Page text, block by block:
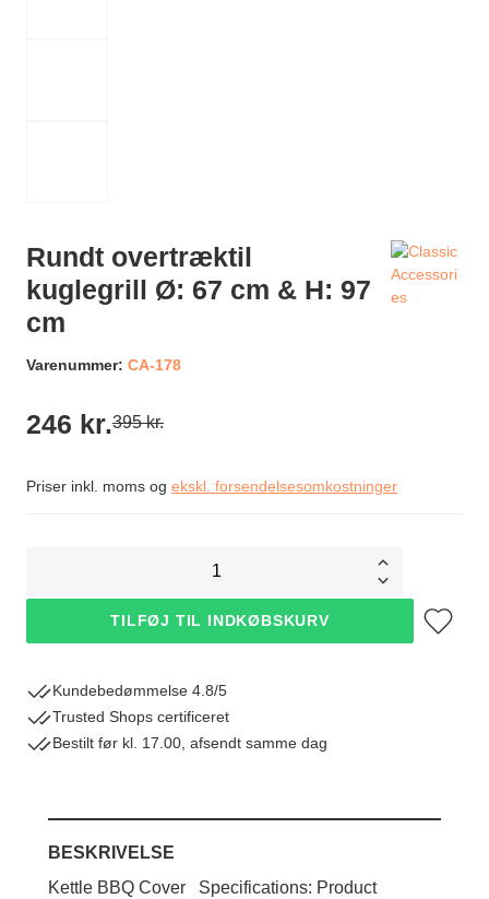
Rundt overtræktil
kuglegrill Ø: 67 cm & H: 97
cm
Varenummer: CA-178
246 kr.395 kr.
Priser inkl. moms og ekskl. forsendelsesomkostninger
1
TILFØJ TIL INDKØBSKURV
Tilføj til
Kundebedømmelse 4.8/5
Trusted Shops certificeret
Bestilt før kl. 17.00, afsendt samme dag
BESKRIVELSE
Kettle BBQ Cover Specifications: Product